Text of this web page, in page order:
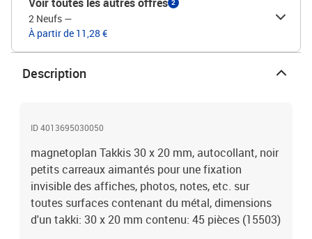
2
2 Neufs —
À partir de 11,28 €
Description
ID 4013695030050
magnetoplan Takkis 30 x 20 mm, autocollant, noir
petits carreaux aimantés pour une fixation
invisible des affiches, photos, notes, etc. sur
toutes surfaces contenant du métal, dimensions
d'un takki: 30 x 20 mm contenu: 45 pièces (15503)